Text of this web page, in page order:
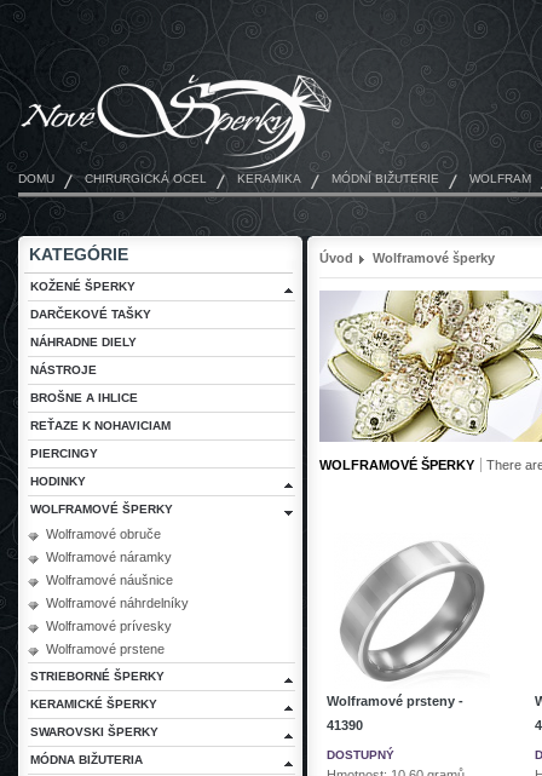
DOMU CHIRURGICKÁ OCEL KERAMIKA MÓDNÍ BIŽUTERIE WOLFRAM
KATEGÓRIE
KOŽENÉ ŠPERKY
DARČEKOVÉ TAŠKY
NÁHRADNE DIELY
NÁSTROJE
BROŠNE A IHLICE
REŤAZE K NOHAVICIAM
PIERCINGY
HODINKY
WOLFRAMOVÉ ŠPERKY
Wolframové obruče
Wolframové náramky
Wolframové náušnice
Wolframové náhrdelníky
Wolframové prívesky
Wolframové prstene
STRIEBORNÉ ŠPERKY
KERAMICKÉ ŠPERKY
SWAROVSKI ŠPERKY
MÓDNA BIŽUTERIA
Úvod Wolframové šperky
WOLFRAMOVÉ ŠPERKY There
Wolframové prsteny -
41390
DOSTUPNÝ